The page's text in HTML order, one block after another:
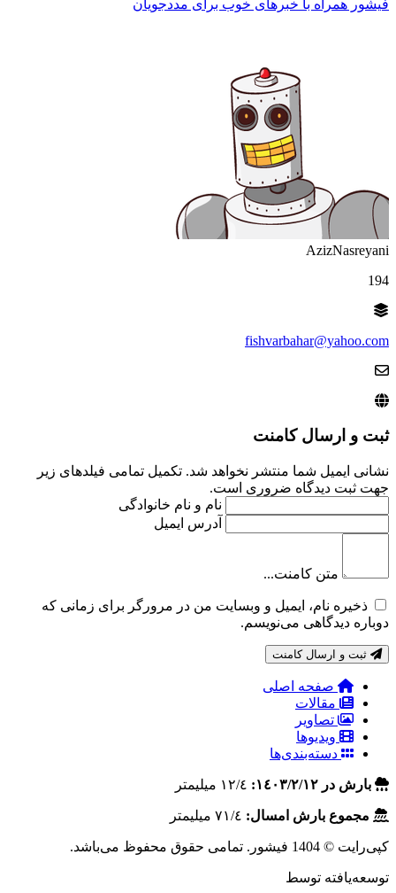
فیشور همراه با خبرهای خوب برای مددجویان
AzizNasreyani
194
fishvarbahar@yahoo.com
ثبت و ارسال کامنت
نشانی ایمیل شما منتشر نخواهد شد. تکمیل تمامی فیلد‌های زیر
جهت ثبت دیدگاه ضروری است.
نام و نام خانوادگی
آدرس ایمیل
متن کامنت...
ذخیره نام، ایمیل و وبسایت من در مرورگر برای زمانی که
دوباره دیدگاهی می‌نویسم.
ثبت و ارسال کامنت
صفحه اصلی
مقالات
تصاویر
ویدیوها
دسته‌بندی‌ها
بارش در ١٤٠٣/٢/١٢: ١٢/٤ ميليمتر
مجموع بارش امسال: ٧١/٤ ميليمتر
کپی‌رایت © 1404 فیشور. تمامی حقوق محفوظ می‌باشد.
توسعه‌یافته توسط